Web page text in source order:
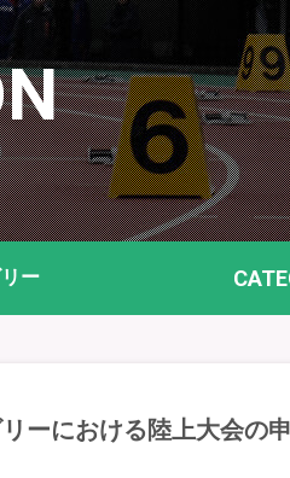
ーにおける陸上大会の
ー